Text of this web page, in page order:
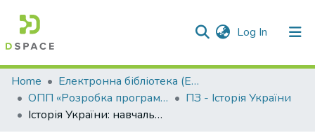
Log In (current)
Communities & Collections
All of DSpace
Home
Електронна бібліотека (E-Book)
ОПП «Розробка програмного забезпечення»
ПЗ - Історія України
Історія України: навчальний посібник. Видання 2-ге, доп.